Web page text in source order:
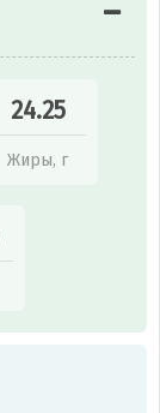
24.25
Жиры, г